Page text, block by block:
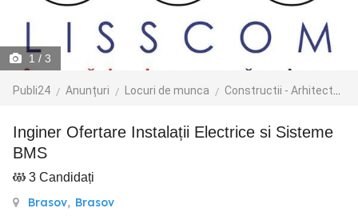
1 / 3
Publi24 Anunțuri Locuri de munca Constructii - Arhitectura - Design
Inginer Ofertare Instalații Electrice si Sisteme
BMS
3 Candidați
Brasov, Brasov